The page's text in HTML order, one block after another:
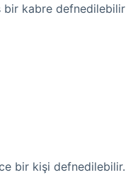
bir kabre defnedilebilir
bir kişi defnedilebilir.